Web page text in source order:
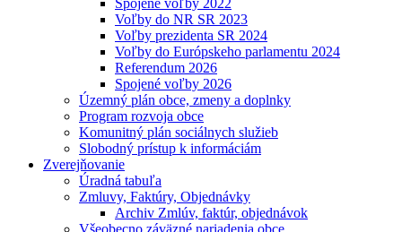
Spojené voľby 2022
Voľby do NR SR 2023
Voľby prezidenta SR 2024
Voľby do Európskeho parlamentu 2024
Referendum 2026
Spojené voľby 2026
Územný plán obce, zmeny a doplnky
Program rozvoja obce
Komunitný plán sociálnych služieb
Slobodný prístup k informáciám
Zverejňovanie
Úradná tabuľa
Zmluvy, Faktúry, Objednávky
Archiv Zmlúv, faktúr, objednávok
Všeobecno záväzné nariadenia obce